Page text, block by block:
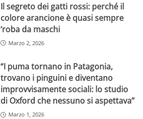
Il segreto dei gatti rossi: perché il
colore arancione è quasi sempre
‘roba da maschi
Marzo 2, 2026
“I puma tornano in Patagonia,
trovano i pinguini e diventano
improvvisamente sociali: lo studio
di Oxford che nessuno si aspettava”
Marzo 1, 2026